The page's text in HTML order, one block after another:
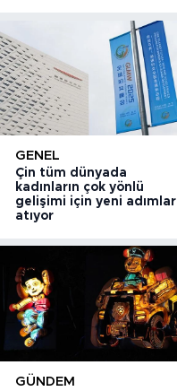
GENEL
Çin tüm dünyada
kadınların çok yönlü
gelişimi için yeni adımlar
atıyor
GÜNDEM